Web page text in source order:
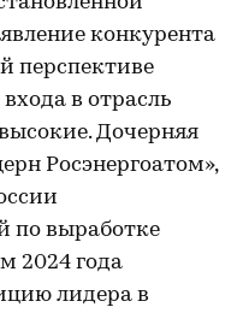
конкурента
перспективе
в отрасль
Дочерняя
Росэнергоатом»,
по выработке
2024 года
лидера в